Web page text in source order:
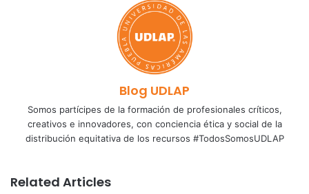
Blog UDLAP
Somos partícipes de la formación de profesionales críticos,
creativos e innovadores, con conciencia ética y social de la
distribución equitativa de los recursos #TodosSomosUDLAP
Related Articles